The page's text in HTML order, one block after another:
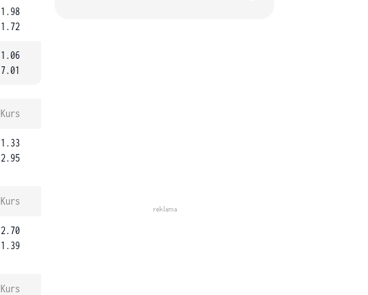
1.98
1.72
1.06
7.01
Kurs
1.33
2.95
Kurs
2.70
1.39
Kurs